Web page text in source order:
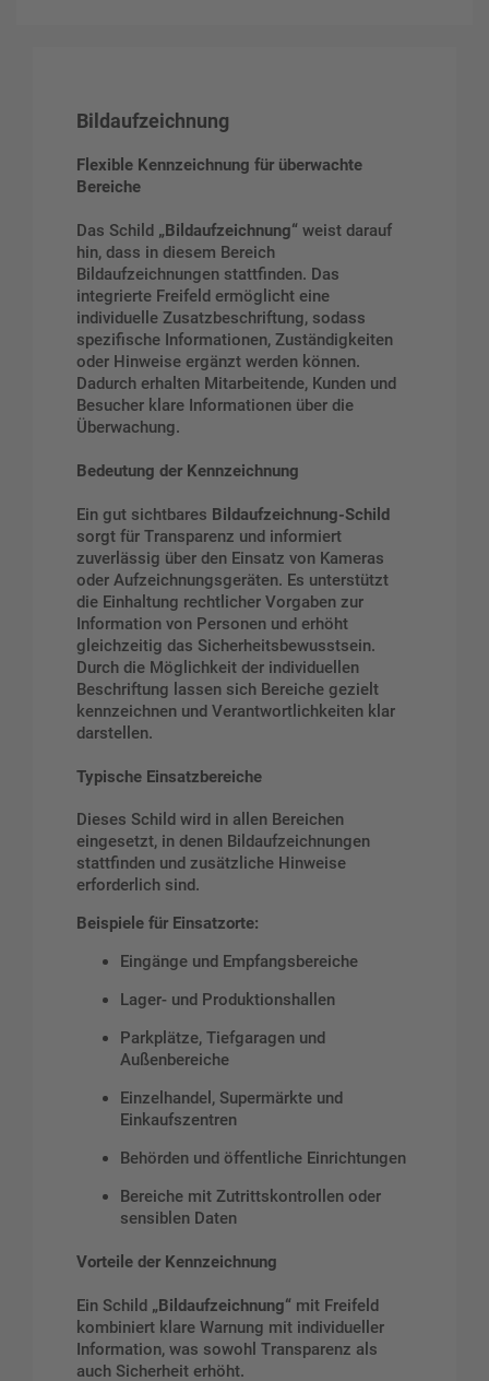
Bildaufzeichnung
Flexible Kennzeichnung für überwachte
Bereiche
Das Schild „Bildaufzeichnung“ weist darauf
hin, dass in diesem Bereich
Bildaufzeichnungen stattfinden. Das
integrierte Freifeld ermöglicht eine
individuelle Zusatzbeschriftung, sodass
spezifische Informationen, Zuständigkeiten
oder Hinweise ergänzt werden können.
Dadurch erhalten Mitarbeitende, Kunden und
Besucher klare Informationen über die
Überwachung.
Bedeutung der Kennzeichnung
Ein gut sichtbares Bildaufzeichnung-Schild
sorgt für Transparenz und informiert
zuverlässig über den Einsatz von Kameras
oder Aufzeichnungsgeräten. Es unterstützt
die Einhaltung rechtlicher Vorgaben zur
Information von Personen und erhöht
gleichzeitig das Sicherheitsbewusstsein.
Durch die Möglichkeit der individuellen
Beschriftung lassen sich Bereiche gezielt
kennzeichnen und Verantwortlichkeiten klar
darstellen.
Typische Einsatzbereiche
Dieses Schild wird in allen Bereichen
eingesetzt, in denen Bildaufzeichnungen
stattfinden und zusätzliche Hinweise
erforderlich sind.
Beispiele für Einsatzorte:
Eingänge und Empfangsbereiche
Lager- und Produktionshallen
Parkplätze, Tiefgaragen und
Außenbereiche
Einzelhandel, Supermärkte und
Einkaufszentren
Behörden und öffentliche Einrichtungen
Bereiche mit Zutrittskontrollen oder
sensiblen Daten
Vorteile der Kennzeichnung
Ein Schild „Bildaufzeichnung“ mit Freifeld
kombiniert klare Warnung mit individueller
Information, was sowohl Transparenz als
auch Sicherheit erhöht.